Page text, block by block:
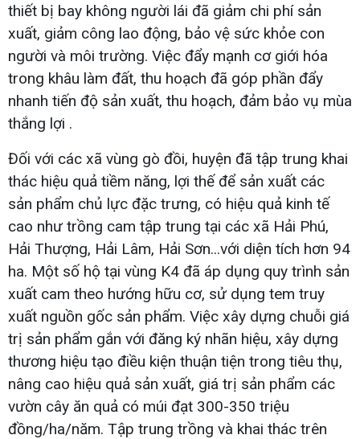
thiết bị bay không người lái đã giảm chi phí sản
xuất, giảm công lao động, bảo vệ sức khỏe con
người và môi trường. Việc đẩy mạnh cơ giới hóa
trong khâu làm đất, thu hoạch đã góp phần đẩy
nhanh tiến độ sản xuất, thu hoạch, đảm bảo vụ mùa
thắng lợi .
Đối với các xã vùng gò đồi, huyện đã tập trung khai
thác hiệu quả tiềm năng, lợi thế để sản xuất các
sản phẩm chủ lực đặc trưng, có hiệu quả kinh tế
cao như trồng cam tập trung tại các xã Hải Phú,
Hải Thượng, Hải Lâm, Hải Sơn...với diện tích hơn 94
ha. Một số hộ tại vùng K4 đã áp dụng quy trình sản
xuất cam theo hướng hữu cơ, sử dụng tem truy
xuất nguồn gốc sản phẩm. Việc xây dựng chuỗi giá
trị sản phẩm gắn với đăng ký nhãn hiệu, xây dựng
thương hiệu tạo điều kiện thuận tiện trong tiêu thụ,
nâng cao hiệu quả sản xuất, giá trị sản phẩm các
vườn cây ăn quả có múi đạt 300-350 triệu
đồng/ha/năm. Tập trung trồng và khai thác trên